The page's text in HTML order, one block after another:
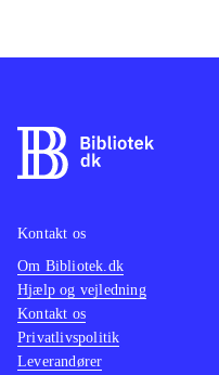
Kontakt os
Om Bibliotek.dk
Hjælp og vejledning
Kontakt os
Privatlivspolitik
Leverandører